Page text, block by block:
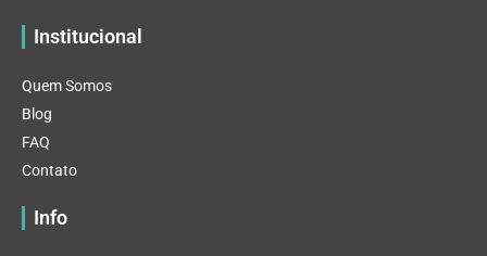
Institucional
Quem Somos
Blog
FAQ
Contato
Info